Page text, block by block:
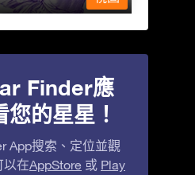
Finder應
的星星！
App搜索、定位並觀
以在AppStore 或 Play